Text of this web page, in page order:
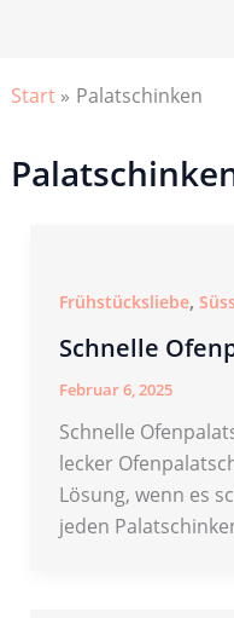
Start Palatschinken
Frühstücksliebe,
Schnelle
Februar 6, 2025
Schnelle
lecker
Lösung, wenn es
jeden